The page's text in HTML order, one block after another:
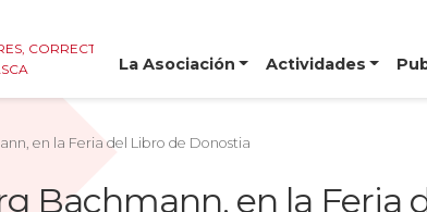
CORRECTORES E
La Asociación Actividades
en la Feria del Libro de Donostia
Bachmann, en la Feria